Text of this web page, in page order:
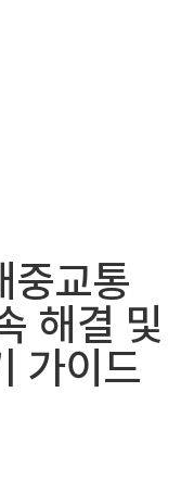
중교통
해결 및
가이드